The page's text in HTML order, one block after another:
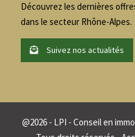
Découvrez les dernières
dans le secteur Rhône-Alpes.
Suivez nos actualités
@2026 - LPI - Conseil en